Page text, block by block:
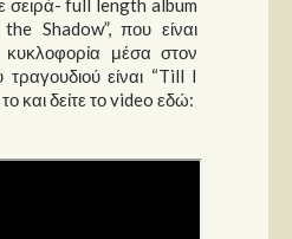
σειρά- full length album
Shadow”, που είναι
κυκλοφορία μέσα στον
τραγουδιού είναι “Till I
και δείτε το video εδώ: